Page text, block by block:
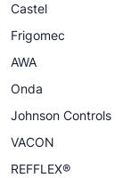
Castel
Frigomec
AWA
Onda
Johnson Controls
VACON
REFFLEX®